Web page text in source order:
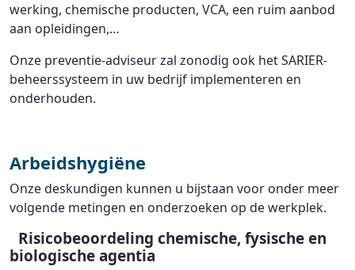
werking, chemische producten, VCA, een ruim aanbod
aan opleidingen,…
Onze preventie-adviseur zal zonodig ook het SARIER-
beheerssysteem in uw bedrijf implementeren en
onderhouden.
Arbeidshygiëne
Onze deskundigen kunnen u bijstaan voor onder meer
volgende metingen en onderzoeken op de werkplek.
Risicobeoordeling chemische, fysische en
biologische agentia